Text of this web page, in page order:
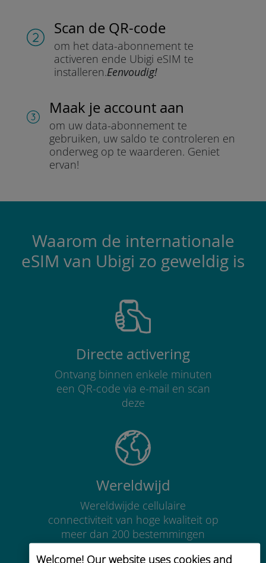
Welcome! Our website uses cookies and
Scan de QR-code
om het data-abonnement te
activeren ende Ubigi eSIM te
installeren.Eenvoudig!
Maak je account aan
om uw data-abonnement te
gebruiken, uw saldo te controleren en
onderweg op te waarderen. Geniet
ervan!
Waarom de internationale
eSIM van Ubigi zo geweldig is
Directe activering
Ontvang binnen enkele minuten
een QR-code via e-mail en scan
deze
Wereldwijd
Wereldwijde cellulaire
connectiviteit van hoge kwaliteit op
meer dan 200 bestemmingen